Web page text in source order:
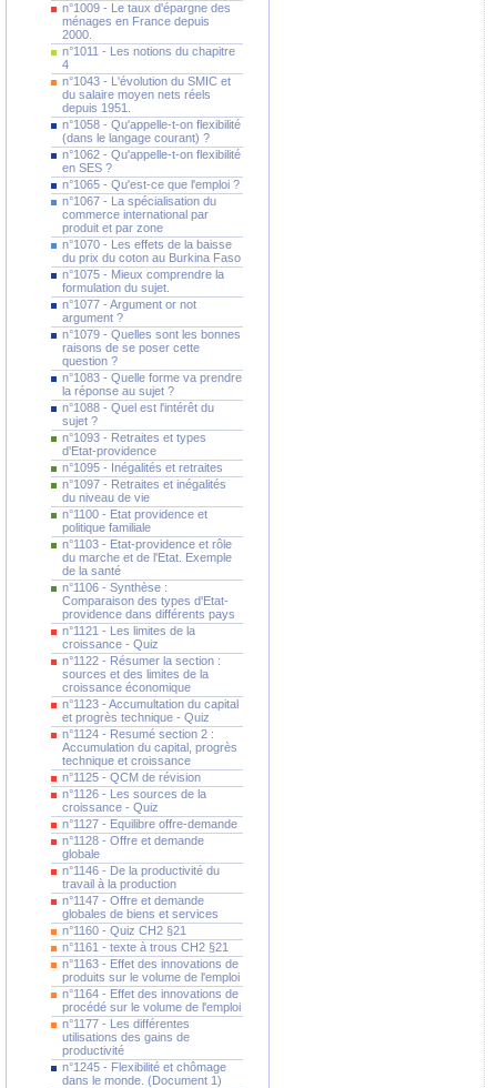
n°1009 - Le taux d'épargne des
ménages en France depuis
2000.
n°1011 - Les notions du chapitre
4
n°1043 - L'évolution du SMIC et
du salaire moyen nets réels
depuis 1951.
n°1058 - Qu'appelle-t-on flexibilité
(dans le langage courant) ?
n°1062 - Qu'appelle-t-on flexibilité
en SES ?
n°1065 - Qu'est-ce que l'emploi ?
n°1067 - La spécialisation du
commerce international par
produit et par zone
n°1070 - Les effets de la baisse
du prix du coton au Burkina Faso
n°1075 - Mieux comprendre la
formulation du sujet.
n°1077 - Argument or not
argument ?
n°1079 - Quelles sont les bonnes
raisons de se poser cette
question ?
n°1083 - Quelle forme va prendre
la réponse au sujet ?
n°1088 - Quel est l'intérêt du
sujet ?
n°1093 - Retraites et types
d'Etat-providence
n°1095 - Inégalités et retraites
n°1097 - Retraites et inégalités
du niveau de vie
n°1100 - Etat providence et
politique familiale
n°1103 - Etat-providence et rôle
du marche et de l'Etat. Exemple
de la santé
n°1106 - Synthèse :
Comparaison des types d'Etat-
providence dans différents pays
n°1121 - Les limites de la
croissance - Quiz
n°1122 - Résumer la section :
sources et des limites de la
croissance économique
n°1123 - Accumultation du capital
et progrès technique - Quiz
n°1124 - Resumé section 2 :
Accumulation du capital, progrès
technique et croissance
n°1125 - QCM de révision
n°1126 - Les sources de la
croissance - Quiz
n°1127 - Equilibre offre-demande
n°1128 - Offre et demande
globale
n°1146 - De la productivité du
travail à la production
n°1147 - Offre et demande
globales de biens et services
n°1160 - Quiz CH2 §21
n°1161 - texte à trous CH2 §21
n°1163 - Effet des innovations de
produits sur le volume de l'emploi
n°1164 - Effet des innovations de
procédé sur le volume de l'emploi
n°1177 - Les différentes
utilisations des gains de
productivité
n°1245 - Flexibilité et chômage
dans le monde. (Document 1)